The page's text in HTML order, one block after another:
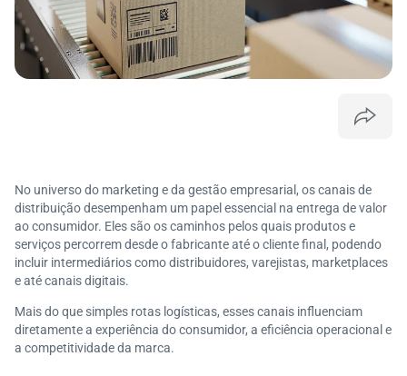
No universo do marketing e da gestão empresarial, os canais de
distribuição desempenham um papel essencial na entrega de valor
ao consumidor. Eles são os caminhos pelos quais produtos e
serviços percorrem desde o fabricante até o cliente final, podendo
incluir intermediários como distribuidores, varejistas, marketplaces
e até canais digitais.
Mais do que simples rotas logísticas, esses canais influenciam
diretamente a experiência do consumidor, a eficiência operacional e
a competitividade da marca.